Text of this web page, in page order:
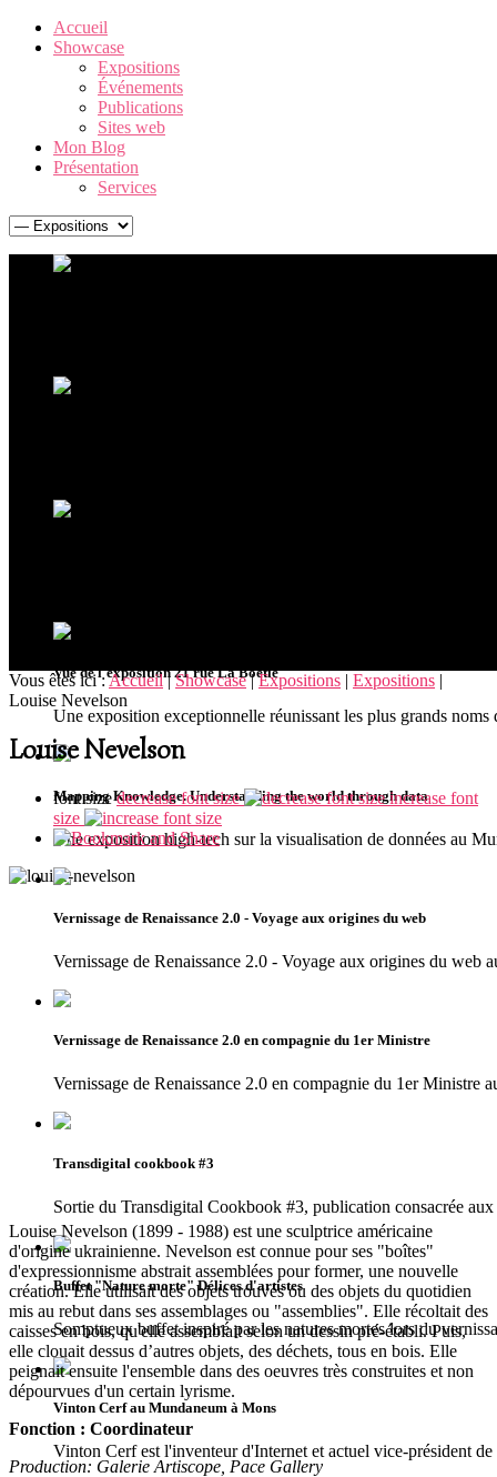
Accueil
Showcase
Expositions
Événements
Publications
Sites web
Mon Blog
Présentation
Services
Vue de l'exposition 21 rue La Boétie
Une exposition exceptionnelle réunissant les plus grands noms
Mapping Knowledge. Understanding the world through data
Une exposition high-tech sur la visualisation de données au
Vernissage de Renaissance 2.0 - Voyage aux origines du web
Vernissage de Renaissance 2.0 - Voyage aux origines du web
Vernissage de Renaissance 2.0 en compagnie du 1er Ministre
Vernissage de Renaissance 2.0 en compagnie du 1er Ministre
Transdigital cookbook #3
Sortie du Transdigital Cookbook #3, publication consacrée
Buffet "Nature morte" Délices d'artistes
Somptueux buffet inspiré par les natures mortes lors du
Vinton Cerf au Mundaneum à Mons
Vinton Cerf est l'inventeur d'Internet et actuel vice-président
Vous êtes ici :Accueil|Showcase|Expositions | Expositions |
Louise Nevelson
Louise Nevelson
font size decrease font size
increase font
size
Louise Nevelson (1899 - 1988) est une sculptrice américaine
d'origine ukrainienne. Nevelson est connue pour ses "boîtes"
d'expressionnisme abstrait assemblées pour former, une nouvelle
création. Elle utilisait des objets trouvés ou des objets du quotidien
mis au rebut dans ses assemblages ou "assemblies". Elle récoltait des
caisses en bois, qu'elle assemblait selon un dessin pré-établi. Puis,
elle clouait dessus d’autres objets, des déchets, tous en bois. Elle
peignait ensuite l'ensemble dans des oeuvres très construites et non
dépourvues d'un certain lyrisme.
Fonction : Coordinateur
Production: Galerie Artiscope, Pace Gallery